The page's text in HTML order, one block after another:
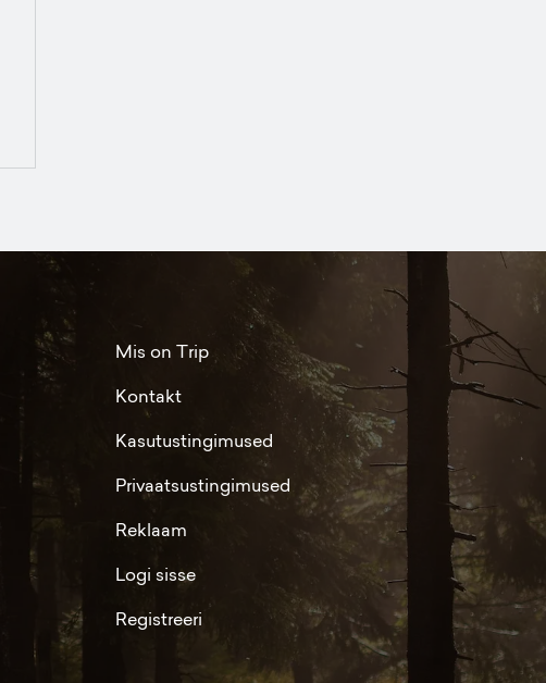
Mis on Trip
Kontakt
Kasutustingimused
Privaatsustingimused
Reklaam
Logi sisse
Registreeri